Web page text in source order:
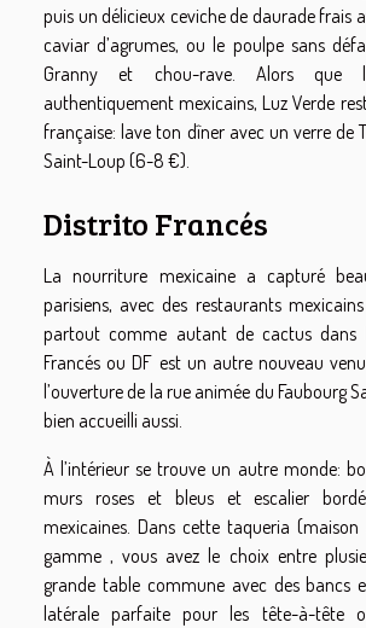
puis un délicieux ceviche de daurade frais
caviar d’agrumes, ou le poulpe sans
Granny et chou-rave. Alors que
authentiquement mexicains, Luz Verde
française: lave ton dîner avec un verre de
Saint-Loup (6-8 €).
Distrito Francés
La nourriture mexicaine a capturé
parisiens, avec des restaurants
partout comme autant de cactus dans
Francés ou DF est un autre nouveau
l’ouverture de la rue animée du Faubourg
bien accueilli aussi.
À l’intérieur se trouve un autre monde:
murs roses et bleus et escalier
mexicaines. Dans cette taqueria
gamme , vous avez le choix entre
grande table commune avec des bancs
latérale parfaite pour les tête-à-tête